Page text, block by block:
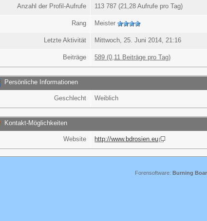
Anzahl der Profil-Aufrufe 113 787 (21,28 Aufrufe pro Tag)
Rang Meister
Letzte Aktivität Mittwoch, 25. Juni 2014, 21:16
Beiträge 589 (0,11 Beiträge pro Tag)
Persönliche Informationen
Geschlecht Weiblich
Kontakt-Möglichkeiten
Website http://www.bdrosien.eu
Forensoftware: Burning